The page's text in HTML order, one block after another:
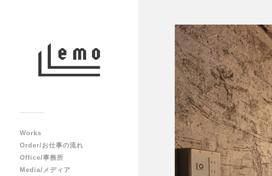
Works
Order/お仕事の流れ
Office/事務所
Media/メディア